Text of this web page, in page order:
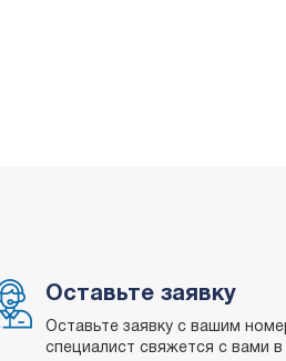
Оставьте заявку
Оставьте заявку с вашим
специалист свяжется с вами